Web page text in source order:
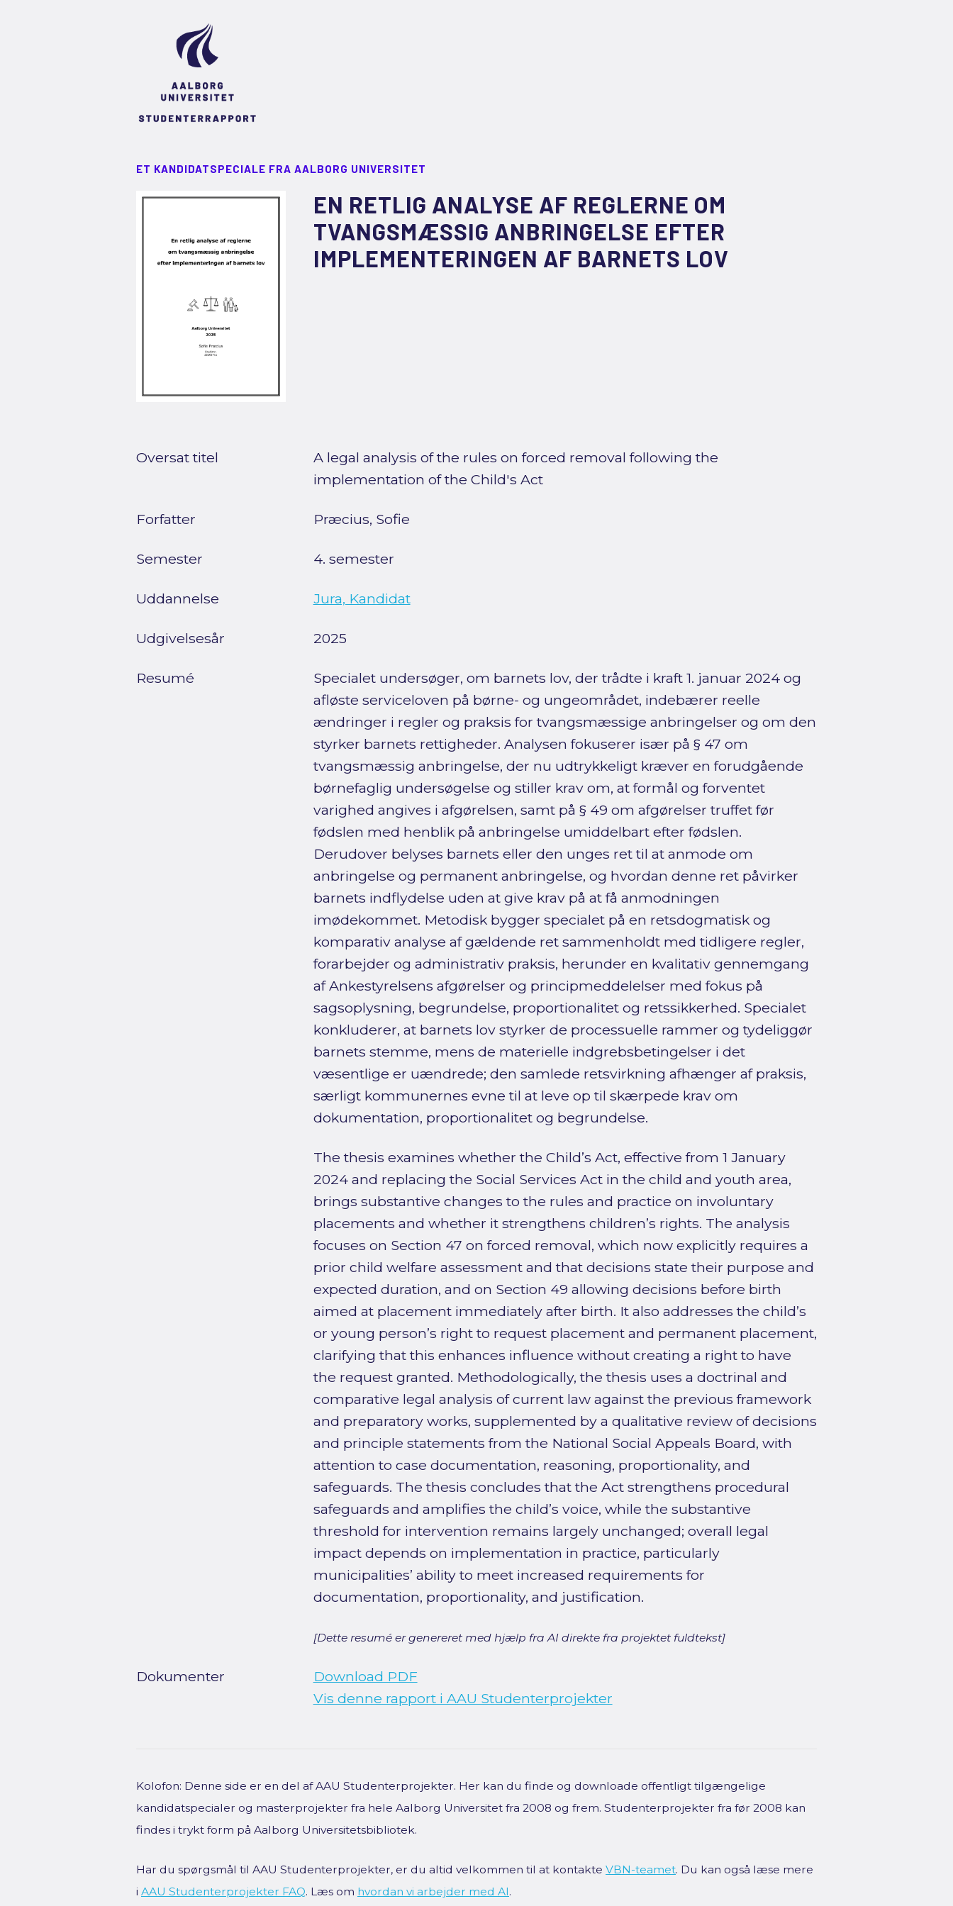
ET KANDIDATSPECIALE FRA AALBORG UNIVERSITET
EN RETLIG ANALYSE AF REGLERNE OM
TVANGSMÆSSIG ANBRINGELSE EFTER
IMPLEMENTERINGEN AF BARNETS LOV
Oversat titel
A legal analysis of the rules on forced removal following the
implementation of the Child's Act
Forfatter Præcius, Sofie
Semester 4. semester
Uddannelse Jura, Kandidat
Udgivelsesår 2025
Resumé
Specialet undersøger, om barnets lov, der trådte i kraft 1. januar 2024 og
afløste serviceloven på børne- og ungeområdet, indebærer reelle
ændringer i regler og praksis for tvangsmæssige anbringelser og om den
styrker barnets rettigheder. Analysen fokuserer især på § 47 om
tvangsmæssig anbringelse, der nu udtrykkeligt kræver en forudgående
børnefaglig undersøgelse og stiller krav om, at formål og forventet
varighed angives i afgørelsen, samt på § 49 om afgørelser truffet før
fødslen med henblik på anbringelse umiddelbart efter fødslen.
Derudover belyses barnets eller den unges ret til at anmode om
anbringelse og permanent anbringelse, og hvordan denne ret påvirker
barnets indflydelse uden at give krav på at få anmodningen
imødekommet. Metodisk bygger specialet på en retsdogmatisk og
komparativ analyse af gældende ret sammenholdt med tidligere regler,
forarbejder og administrativ praksis, herunder en kvalitativ gennemgang
af Ankestyrelsens afgørelser og principmeddelelser med fokus på
sagsoplysning, begrundelse, proportionalitet og retssikkerhed. Specialet
konkluderer, at barnets lov styrker de processuelle rammer og tydeliggør
barnets stemme, mens de materielle indgrebsbetingelser i det
væsentlige er uændrede; den samlede retsvirkning afhænger af praksis,
særligt kommunernes evne til at leve op til skærpede krav om
dokumentation, proportionalitet og begrundelse.
The thesis examines whether the Child’s Act, effective from 1 January
2024 and replacing the Social Services Act in the child and youth area,
brings substantive changes to the rules and practice on involuntary
placements and whether it strengthens children’s rights. The analysis
focuses on Section 47 on forced removal, which now explicitly requires a
prior child welfare assessment and that decisions state their purpose and
expected duration, and on Section 49 allowing decisions before birth
aimed at placement immediately after birth. It also addresses the child’s
or young person’s right to request placement and permanent placement,
clarifying that this enhances influence without creating a right to have
the request granted. Methodologically, the thesis uses a doctrinal and
comparative legal analysis of current law against the previous framework
and preparatory works, supplemented by a qualitative review of decisions
and principle statements from the National Social Appeals Board, with
attention to case documentation, reasoning, proportionality, and
safeguards. The thesis concludes that the Act strengthens procedural
safeguards and amplifies the child’s voice, while the substantive
threshold for intervention remains largely unchanged; overall legal
impact depends on implementation in practice, particularly
municipalities’ ability to meet increased requirements for
documentation, proportionality, and justification.
[Dette resumé er genereret med hjælp fra AI direkte fra projektet fuldtekst]
Dokumenter
Download PDF
Vis denne rapport i AAU Studenterprojekter
Kolofon: Denne side er en del af AAU Studenterprojekter. Her kan du finde og downloade offentligt tilgængelige
kandidatspecialer og masterprojekter fra hele Aalborg Universitet fra 2008 og frem. Studenterprojekter fra før 2008 kan
findes i trykt form på Aalborg Universitetsbibliotek.
Har du spørgsmål til AAU Studenterprojekter, er du altid velkommen til at kontakte VBN-teamet. Du kan også læse mere
i AAU Studenterprojekter FAQ. Læs om hvordan vi arbejder med AI.